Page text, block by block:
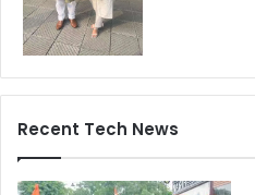
Recent Tech News